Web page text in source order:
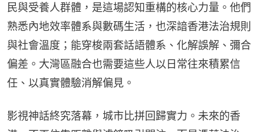
民與受養人群體，是這場認知重構的核心力量。他們
熟悉內地效率體系與數碼生活，也深諳香港法治規則
與社會溫度；能穿梭兩套話語體系、化解誤解、彌合
偏差。大灣區融合也需要這些人以日常往來積累信
任、以真實體驗消解偏見。
影視神話終究落幕，城市比拼回歸實力。未來的香